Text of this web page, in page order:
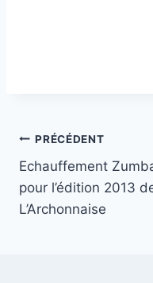
Navigation
de
l’article
PRÉCÉDENT
Echauffement
pour l’édition 2013
L’Archonnaise